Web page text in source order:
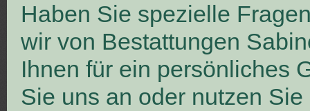
Haben Sie spezielle
wir von Bestattungen
Ihnen für ein persönliches
Sie uns an oder nutzen